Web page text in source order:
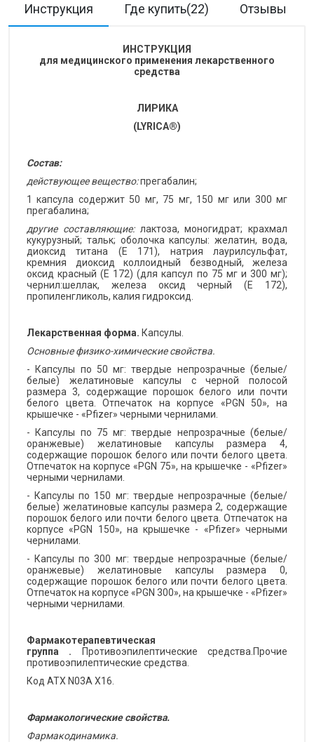
Инструкция Где купить(22) Отзывы
ИНСТРУКЦИЯ
для медицинского применения лекарственного
средства
ЛИРИКА
(LYRICA®)
Состав:
действующее вещество:прегабалин;
1 капсула содержит 50 мг, 75 мг, 150 мг или 300 мг
прегабалина;
другие составляющие:лактоза, моногидрат; крахмал
кукурузный; тальк; оболочка капсулы: желатин, вода,
диоксид титана (Е 171), натрия лаурилсульфат,
кремния диоксид коллоидный безводный, железа
оксид красный (Е 172) (для капсул по 75 мг и 300 мг);
чернил:шеллак, железа оксид черный (Е 172),
пропиленгликоль, калия гидроксид.
Лекарственная форма. Капсулы.
Основные физико-химические свойства.
- Капсулы по 50 мг: твердые непрозрачные (белые/
белые) желатиновые капсулы с черной полосой
размера 3, содержащие порошок белого или почти
белого цвета. Отпечаток на корпусе «PGN 50», на
крышечке - «Pfizer» черными чернилами.
- Капсулы по 75 мг: твердые непрозрачные (белые/
оранжевые) желатиновые капсулы размера 4,
содержащие порошок белого или почти белого цвета.
Отпечаток на корпусе «PGN 75», на крышечке - «Pfizer»
черными чернилами.
- Капсулы по 150 мг: твердые непрозрачные (белые/
белые) желатиновые капсулы размера 2, содержащие
порошок белого или почти белого цвета. Отпечаток на
корпусе «PGN 150», на крышечке - «Pfizer» черными
чернилами.
- Капсулы по 300 мг: твердые непрозрачные (белые/
оранжевые) желатиновые капсулы размера 0,
содержащие порошок белого или почти белого цвета.
Отпечаток на корпусе «PGN 300», на крышечке - «Pfizer»
черными чернилами.
Фармакотерапевтическая
группа . Противоэпилептические средства.Прочие
противоэпилептические средства.
Код ATX N03A X16.
Фармакологические свойства.
Фармакодинамика.